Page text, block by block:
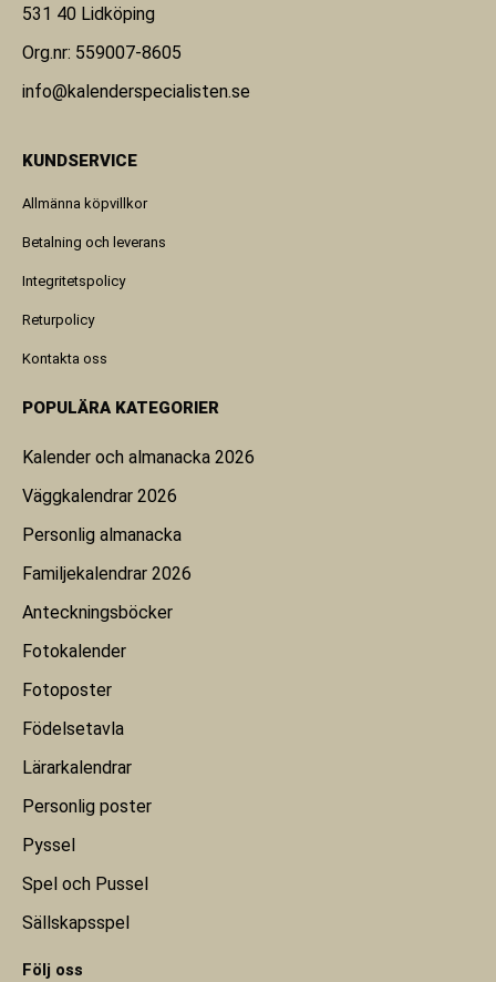
531 40 Lidköping
Org.nr: 559007-8605
info@kalenderspecialisten.se
KUNDSERVICE
Allmänna köpvillkor
Betalning och leverans
Integritetspolicy
Returpolicy
Kontakta oss
POPULÄRA KATEGORIER
Kalender och almanacka 2026
Väggkalendrar 2026
Personlig almanacka
Familjekalendrar 2026
Anteckningsböcker
Fotokalender
Fotoposter
Födelsetavla
Lärarkalendrar
Personlig poster
Pyssel
Spel och Pussel
Sällskapsspel
Följ oss